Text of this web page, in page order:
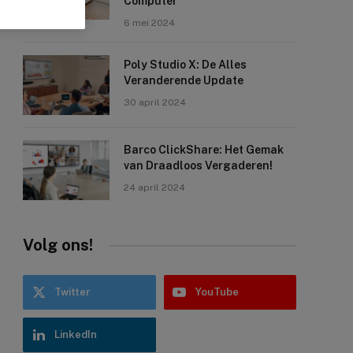
6 mei 2024
Poly Studio X: De Alles
Veranderende Update
30 april 2024
Barco ClickShare: Het Gemak
van Draadloos Vergaderen!
24 april 2024
Volg ons!
Twitter YouTube
LinkedIn